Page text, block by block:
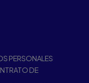
PERSONALES
DE